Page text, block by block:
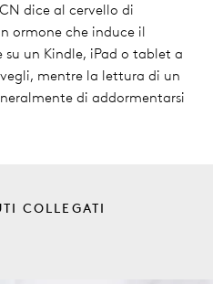
dice al cervello di
ormone che induce il
su un Kindle, iPad o tablet a
mentre la lettura di un
di addormentarsi
COLLEGATI